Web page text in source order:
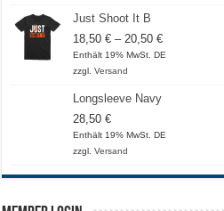
Just Shoot It B
18,50€ –20,50€Preisspanne:
18,50 €
Enthält 19% MwSt. DE
zzgl.Versand
Longsleeve Navy
28,50€
Enthält 19% MwSt. DE
zzgl.Versand